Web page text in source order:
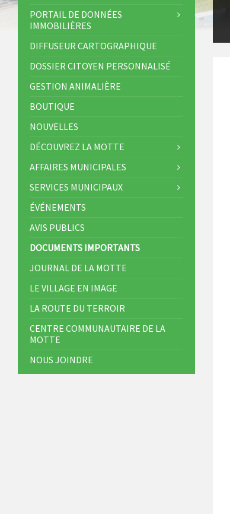
PORTAIL DE DONNÉES
IMMOBILIÈRES
DIFFUSEUR CARTOGRAPHIQUE
DOSSIER CITOYEN PERSONNALISÉ
GESTION ANIMALIÈRE
BOUTIQUE
NOUVELLES
DÉCOUVREZ LA MOTTE
AFFAIRES MUNICIPALES
SERVICES MUNICIPAUX
ÉVÉNEMENTS
AVIS PUBLICS
DOCUMENTS IMPORTANTS
JOURNAL DE LA MOTTE
LE VILLAGE EN IMAGE
LA ROUTE DU TERROIR
CENTRE COMMUNAUTAIRE DE LA
MOTTE
NOUS JOINDRE
s